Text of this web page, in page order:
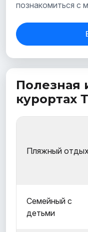
познакомиться с
Полезная
курортах
Пляжный отдых
Семейный с
детьми